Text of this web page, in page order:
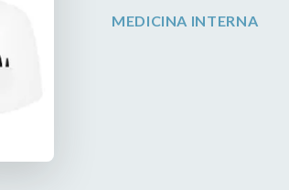
MEDICINA INTERNA